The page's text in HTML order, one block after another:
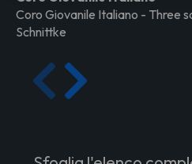
Coro Giovanile Italiano - Three
Schnittke